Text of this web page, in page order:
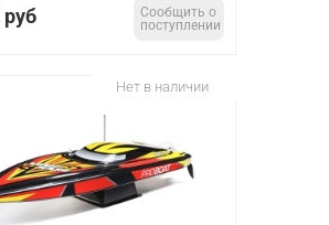
руб
Сообщить о
поступлении
Нет в наличии